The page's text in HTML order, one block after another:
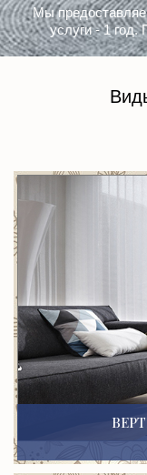
Мы
услуги - 1 год.